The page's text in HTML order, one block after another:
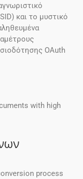
και το μυστικό
OAuth
with high
process